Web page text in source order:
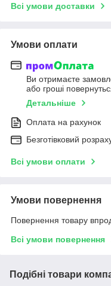
Всі умови доставки
Умови оплати
Ви отримаєте
або гроші
Детальніше
Оплата на рахунок
Безготівковий
Всі умови оплати
Умови повернення
Повернення товару
Всі умови повернення
Подібні товари